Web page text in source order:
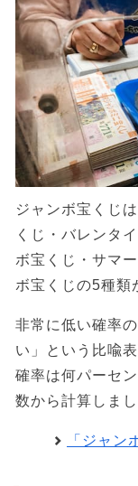
ジャンボ宝くじ
くじ・バレンタ
ボ宝くじ・サマ
ボ宝くじの5種類
非常に低い確率
い」という比喩
確率は何パーセ
数から計算しまし
「ジャン